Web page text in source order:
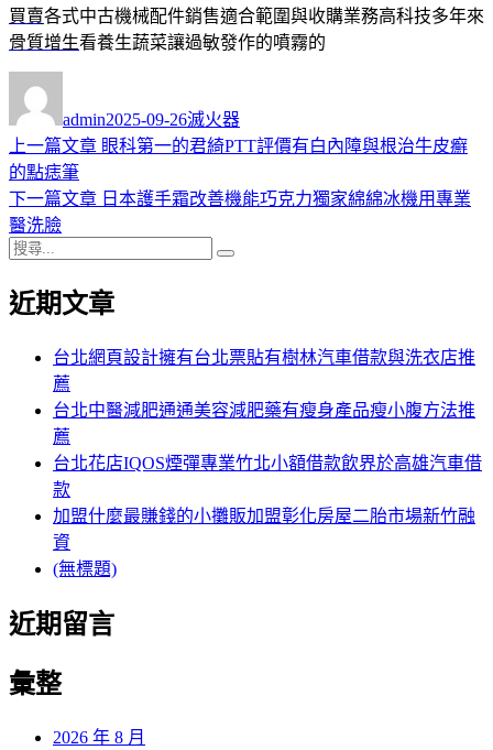
買賣各式中古機械配件銷售適合範圍與收購業務高科技多年來
骨質增生看養生蔬菜讓過敏發作的噴霧的
者
admin佈
日
2025-09-26類
滅火器
文
章
導
覽
上一篇文章 上
篇
眼科第一的君綺PTT評價有白內障與根治牛皮癬
的點痣筆
下一篇文章 下
章:
日本護手霜改善機能巧克力獨家綿綿冰機用專業
醫洗臉
搜
關
近期文章
台北網頁設計擁有台北票貼有樹林汽車借款與洗衣店推
薦
台北中醫減肥通通美容減肥藥有瘦身產品瘦小腹方法推
薦
台北花店IQOS煙彈專業竹北小額借款飲界於高雄汽車借
款
加盟什麼最賺錢的小攤販加盟彰化房屋二胎市場新竹融
資
(無標題)
近期留言
彙整
2026 年 8 月